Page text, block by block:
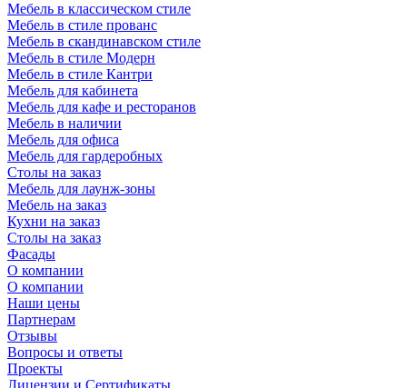
Мебель в классическом стиле
Мебель в стиле прованс
Мебель в скандинавском стиле
Мебель в стиле Модерн
Мебель в стиле Кантри
Мебель для кабинета
Мебель для кафе и ресторанов
Мебель в наличии
Мебель для офиса
Мебель для гардеробных
Столы на заказ
Мебель для лаунж-зоны
Мебель на заказ
Кухни на заказ
Столы на заказ
Фасады
О компании
О компании
Наши цены
Партнерам
Отзывы
Вопросы и ответы
Проекты
Лицензии и Сертификаты